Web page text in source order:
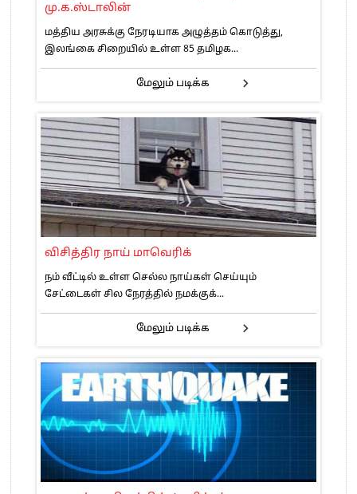
மு.க.ஸ்டாலின்
மத்திய அரசுக்கு நேரடியாக அழுத்தம் கொடுத்து,
இலங்கை சிறையில் உள்ள 85 தமிழக...
மேலும் படிக்க
விசித்திர நாய் மாவெரிக்
நம் வீட்டில் உள்ள செல்ல நாய்கள் செய்யும்
சேட்டைகள் சில நேரத்தில் நமக்குக்...
மேலும் படிக்க